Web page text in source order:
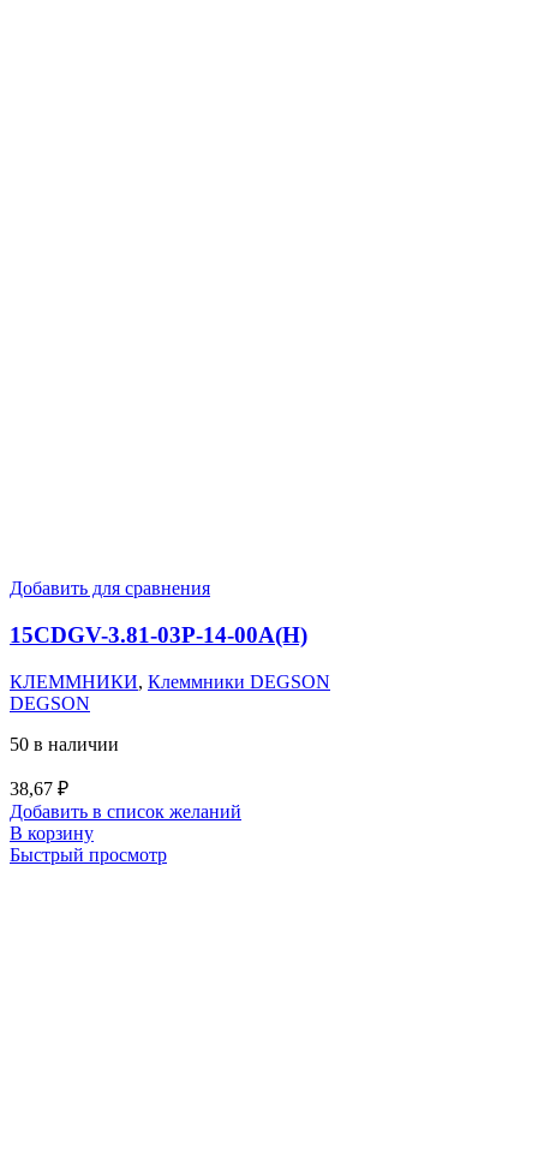
Добавить для сравнения
15CDGV-3.81-03P-14-00A(H)
КЛЕММНИКИ, Клеммники DEGSON
DEGSON
50 в наличии
38,67 ₽
Добавить в список желаний
В корзину
Быстрый просмотр